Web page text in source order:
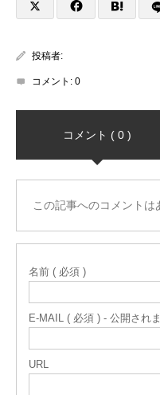
投稿者:
コメント: 0
コメント ( 0 )
この記事へのコメントは
名前 ( 必須 )
E-MAIL ( 必須 ) - 公開され
URL